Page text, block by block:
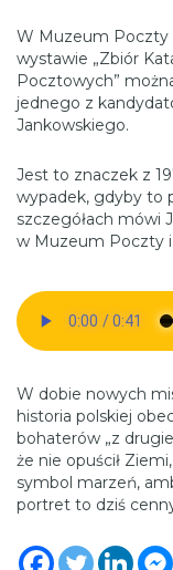
W Muzeum Poczty
wystawie „Zbiór
Pocztowych”
jednego z
Jankowskiego.
Jest to znaczek z
wypadek, gdyby to
szczegółach mówi
w Muzeum Poczty i
W dobie nowych
historia polskiej
bohaterów „z
że nie opuścił
symbol marzeń,
portret to dziś